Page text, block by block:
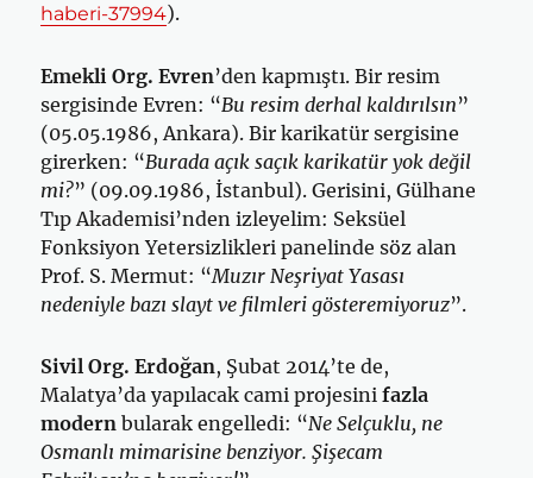
haberi-37994).
Emekli Org. Evren’den kapmıştı. Bir resim
sergisinde Evren: “Bu resim derhal kaldırılsın”
(05.05.1986, Ankara). Bir karikatür sergisine
girerken: “Burada açık saçık karikatür yok değil
mi?” (09.09.1986, İstanbul). Gerisini, Gülhane
Tıp Akademisi’nden izleyelim: Seksüel
Fonksiyon Yetersizlikleri panelinde söz alan
Prof. S. Mermut: “Muzır Neşriyat Yasası
nedeniyle bazı slayt ve filmleri gösteremiyoruz”.
Sivil Org. Erdoğan, Şubat 2014’te de,
Malatya’da yapılacak cami projesinifazla
modern bularak engelledi: “Ne Selçuklu, ne
Osmanlı mimarisine benziyor. Şişecam